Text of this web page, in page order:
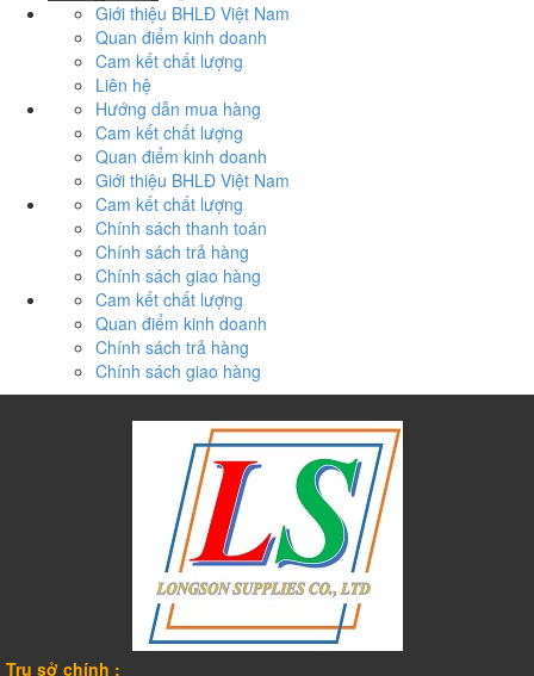
Giới thiệu BHLĐ Việt Nam
Quan điểm kinh doanh
Cam kết chất lượng
Liên hệ
Hướng dẫn mua hàng
Cam kết chất lượng
Quan điểm kinh doanh
Giới thiệu BHLĐ Việt Nam
Cam kết chất lượng
Chính sách thanh toán
Chính sách trả hàng
Chính sách giao hàng
Cam kết chất lượng
Quan điểm kinh doanh
Chính sách trả hàng
Chính sách giao hàng
Trụ sở chính :